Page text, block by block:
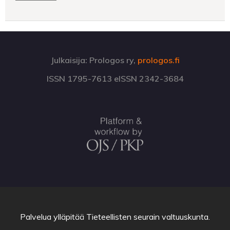
Julkaisija: Prologos ry, prologos.fi
ISSN 1795-7613 eISSN 2342-3684
Palvelua ylläpitää Tieteellisten seurain valtuuskunta.